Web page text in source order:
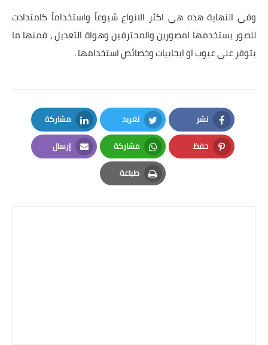
وفي النهاية هذه هي اكثر الانواع شيوعاً واستخداماً كامتدادت
للصور يستخدمها امصورين والمحترفين وهواة التعديل , فمنها ما
يتوفر على عيوب او ايجابيات وخصائص استخدامها .
نشر
Facebook
تغريد
Twitter
مشاركة
LinkedIn
حفظ
Pinterest
مشاركة
Whatsapp
إرسال
Email
طباعة
Print